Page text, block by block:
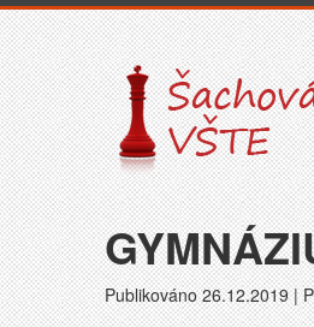
Publikováno26.12.2019|